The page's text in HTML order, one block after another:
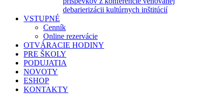
debarierizácii kultúrnych inštitúcií
VSTUPNÉ
Cenník
Online rezervácie
OTVÁRACIE HODINY
PRE ŠKOLY
PODUJATIA
NOVOTY
ESHOP
KONTAKTY